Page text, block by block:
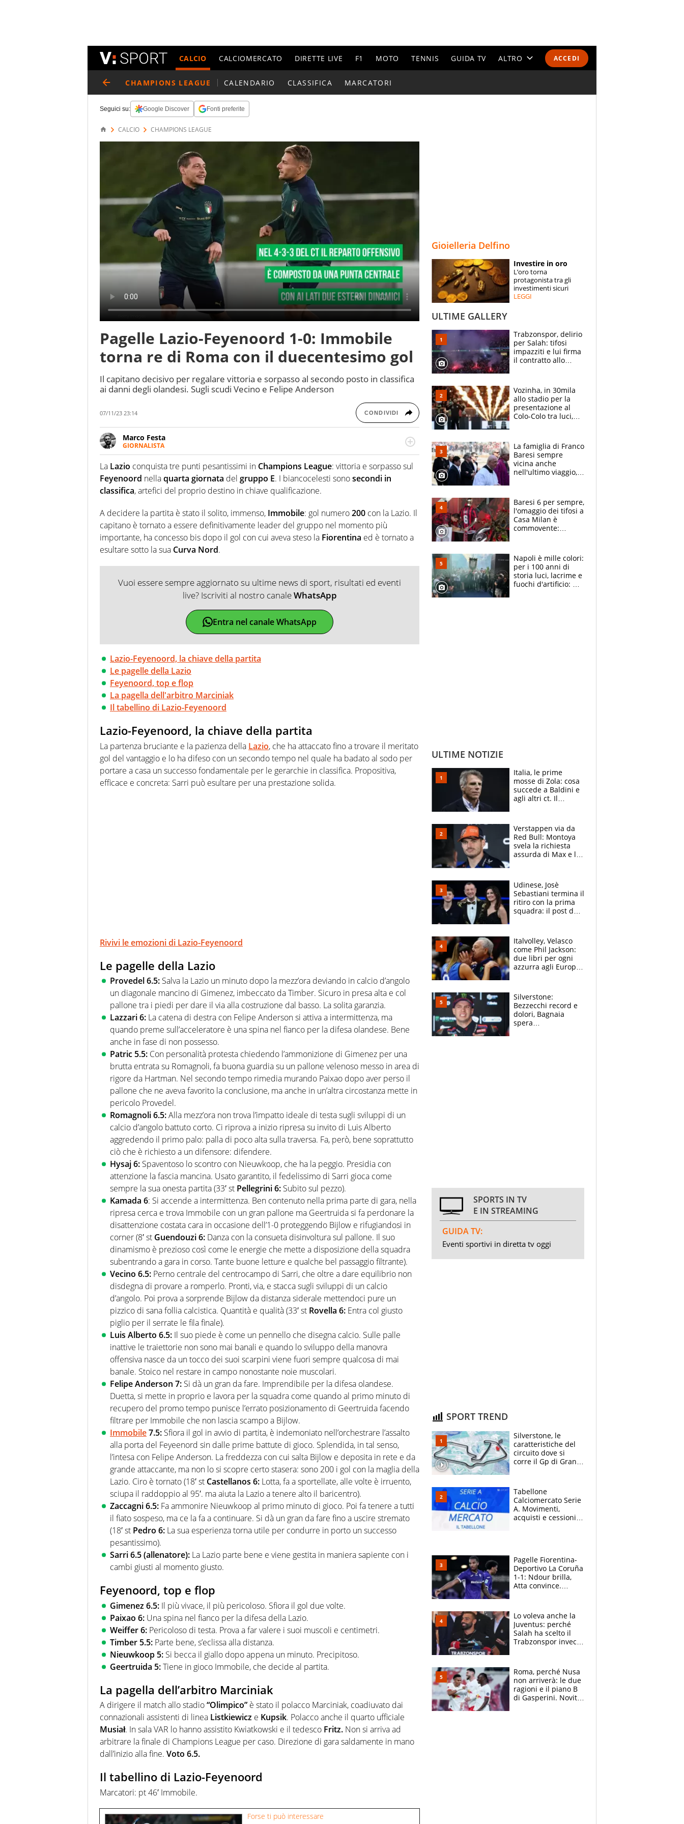
ACCEDI
CALCIO CALCIOMERCATO DIRETTE LIVE F1 MOTO TENNIS GUIDA TV ALTRO
ESPERTI
CONTATTI
CHAMPIONS LEAGUE CALENDARIO CLASSIFICA MARCATORI
Seguici su: Google Discover Fonti preferite
CALCIO CHAMPIONS LEAGUE
Pagelle Lazio-Feyenoord 1-0: Immobile
torna re di Roma con il duecentesimo gol
Il capitano decisivo per regalare vittoria e sorpasso al secondo posto in classifica
ai danni degli olandesi. Sugli scudi Vecino e Felipe Anderson
07/11/23 23:14 CONDIVIDI
Marco Festa
GIORNALISTA
Frequentatore di stadi ed esperto di calcio, ama agganciare e far domande a idoli e
futuri campioni. Anzi, spesso precorre gli addetti ai lavori e li scova prima di loro
La Lazio conquista tre punti pesantissimi in Champions League: vittoria e sorpasso sul
Feyenoord nellaquarta giornata del gruppo E. I biancocelesti sonosecondi in
classifica, artefici del proprio destino in chiave qualificazione.
A decidere la partita è stato il solito, immenso, Immobile: gol numero200 con la Lazio. Il
capitano è tornato a essere definitivamente leader del gruppo nel momento più
importante, ha concesso bis dopo il gol con cui aveva steso la Fiorentina ed è tornato a
esultare sotto la sua Curva Nord.
Vuoi essere sempre aggiornato su ultime news di sport, risultati ed eventi
live? Iscriviti al nostro canaleWhatsApp
Entra nel canale WhatsApp
Lazio-Feyenoord, la chiave della partita
Le pagelle della Lazio
Feyenoord, top e flop
La pagella dell'arbitro Marciniak
Il tabellino di Lazio-Feyenoord
Lazio-Feyenoord, la chiave della partita
La partenza bruciante e la pazienza della Lazio, che ha attaccato fino a trovare il meritato
gol del vantaggio e lo ha difeso con un secondo tempo nel quale ha badato al sodo per
portare a casa un successo fondamentale per le gerarchie in classifica. Propositiva,
efficace e concreta: Sarri può esultare per una prestazione solida.
Rivivi le emozioni di Lazio-Feyenoord
Le pagelle della Lazio
Provedel 6.5: Salva la Lazio un minuto dopo la mezz’ora deviando in calcio d’angolo
un diagonale mancino di Gimenez, imbeccato da Timber. Sicuro in presa alta e col
pallone tra i piedi per dare il via alla costruzione dal basso. La solita garanzia.
Lazzari 6: La catena di destra con Felipe Anderson si attiva a intermittenza, ma
quando preme sull’acceleratore è una spina nel fianco per la difesa olandese. Bene
anche in fase di non possesso.
Patric 5.5: Con personalità protesta chiedendo l’ammonizione di Gimenez per una
brutta entrata su Romagnoli, fa buona guardia su un pallone velenoso messo in area di
rigore da Hartman. Nel secondo tempo rimedia murando Paixao dopo aver perso il
pallone che ne aveva favorito la conclusione, ma anche in un’altra circostanza mette in
pericolo Provedel.
Romagnoli 6.5:Alla mezz’ora non trova l’impatto ideale di testa sugli sviluppi di un
calcio d’angolo battuto corto. Ci riprova a inizio ripresa su invito di Luis Alberto
aggredendo il primo palo: palla di poco alta sulla traversa. Fa, però, bene soprattutto
ciò che è richiesto a un difensore: difendere.
Hysaj 6: Spaventoso lo scontro con Nieuwkoop, che ha la peggio. Presidia con
attenzione la fascia mancina. Usato garantito, il fedelissimo di Sarri gioca come
sempre la sua onesta partita (33′ st Pellegrini 6: Subito sul pezzo).
Kamada 6: Si accende a intermittenza. Ben contenuto nella prima parte di gara, nella
ripresa cerca e trova Immobile con un gran pallone ma Geertruida si fa perdonare la
disattenzione costata cara in occasione dell’1-0 proteggendo Bijlow e rifugiandosi in
corner (8′ st Guendouzi 6: Danza con la consueta disinvoltura sul pallone. Il suo
dinamismo è prezioso così come le energie che mette a disposizione della squadra
subentrando a gara in corso. Tante buone letture e qualche bel passaggio filtrante).
Vecino 6.5: Perno centrale del centrocampo di Sarri, che oltre a dare equilibrio non
disdegna di provare a romperlo. Pronti, via, e stacca sugli sviluppi di un calcio
d’angolo. Poi prova a sorprende Bijlow da distanza siderale mettendoci pure un
pizzico di sana follia calcistica. Quantità e qualità (33′ st Rovella 6: Entra col giusto
piglio per il serrate le fila finale).
Luis Alberto 6.5: Il suo piede è come un pennello che disegna calcio. Sulle palle
inattive le traiettorie non sono mai banali e quando lo sviluppo della manovra
offensiva nasce da un tocco dei suoi scarpini viene fuori sempre qualcosa di mai
banale. Stoico nel restare in campo nonostante noie muscolari.
Felipe Anderson 7: Si dà un gran da fare. Imprendibile per la difesa olandese.
Duetta, si mette in proprio e lavora per la squadra come quando al primo minuto di
recupero del promo tempo punisce l’errato posizionamento di Geertruida facendo
filtrare per Immobile che non lascia scampo a Bijlow.
Immobile7.5: Sfiora il gol in avvio di partita, è indemoniato nell’orchestrare l’assalto
alla porta del Feyeenord sin dalle prime battute di gioco. Splendida, in tal senso,
l’intesa con Felipe Anderson. La freddezza con cui salta Bijlow e deposita in rete e da
grande attaccante, ma non lo si scopre certo stasera: sono 200 i gol con la maglia della
Lazio. Ciro è tornato (18′ st Castellanos 6: Lotta, fa a sportellate, alle volte è irruento,
sciupa il raddoppio al 95′. ma aiuta la Lazio a tenere alto il baricentro).
Zaccagni 6.5: Fa ammonire Nieuwkoop al primo minuto di gioco. Poi fa tenere a tutti
il fiato sospeso, ma ce la fa a continuare. Si dà un gran da fare fino a uscire stremato
(18′ st Pedro 6: La sua esperienza torna utile per condurre in porto un successo
pesantissimo).
Sarri 6.5 (allenatore): La Lazio parte bene e viene gestita in maniera sapiente con i
cambi giusti al momento giusto.
Feyenoord, top e flop
Gimenez 6.5: Il più vivace, il più pericoloso. Sfiora il gol due volte.
Paixao 6: Una spina nel fianco per la difesa della Lazio.
Weiffer 6: Pericoloso di testa. Prova a far valere i suoi muscoli e centimetri.
Timber 5.5: Parte bene, s’eclissa alla distanza.
Nieuwkoop 5: Si becca il giallo dopo appena un minuto. Precipitoso.
Geertruida 5:Tiene in gioco Immobile, che decide al partita.
La pagella dell’arbitro Marciniak
A dirigere il match allo stadio“Olimpico” è stato il polacco Marciniak, coadiuvato dai
connazionali assistenti di linea Listkiewicz e Kupsik. Polacco anche il quarto ufficiale
Musiał. In sala VAR lo hanno assistito Kwiatkowski e il tedesco Fritz. Non si arriva ad
arbitrare la finale di Champions League per caso. Direzione di gara saldamente in mano
dall’inizio alla fine. Voto 6.5.
Il tabellino di Lazio-Feyenoord
Marcatori: pt 46′ Immobile.
Forse ti può interessare
Gioielleria Delfino
Investire in oro
L’oro torna
protagonista tra gli
investimenti sicuri
LEGGI
ULTIME GALLERY
Trabzonspor, delirio
per Salah: tifosi
impazziti e lui firma
il contratto allo
Vozinha, in 30mila
allo stadio per la
presentazione al
Colo-Colo tra luci,
La famiglia di Franco
Baresi sempre
vicina anche
nell'ultimo viaggio,
circondati
dall'affetto dei tifosi
Baresi 6 per sempre,
l'omaggio dei tifosi a
Casa Milan è
commovente:
bigliettini
Napoli è mille colori:
per i 100 anni di
storia luci, lacrime e
fuochi d'artificio: De
ULTIME NOTIZIE
Italia, le prime
mosse di Zola: cosa
succede a Baldini e
agli altri ct. Il
azzurri
Verstappen via da
Red Bull: Montoya
svela la richiesta
assurda di Max e lo
McLaren siano
meglio?”
Udinese, Josè
Sebastiani termina il
ritiro con la prima
squadra: il post del
sfondo
Italvolley, Velasco
come Phil Jackson:
due libri per ogni
azzurra agli Europei.
Silverstone:
Bezzecchi record e
dolori, Bagnaia
spera
SPORTS IN TV
E IN STREAMING
GUIDA TV:
Eventi sportivi in diretta tv oggi
SPORT TREND
Silverstone, le
caratteristiche del
circuito dove si
corre il Gp di Gran
Tabellone
Calciomercato Serie
A. Movimenti,
acquisti e cessioni:
Pagelle Fiorentina-
Deportivo La Coruña
1-1: Ndour brilla,
Atta convince.
Lo voleva anche la
Juventus: perché
Salah ha scelto il
Trabzonspor invece
Roma, perché Nusa
non arriverà: le due
ragioni e il piano B
di Gasperini. Novità